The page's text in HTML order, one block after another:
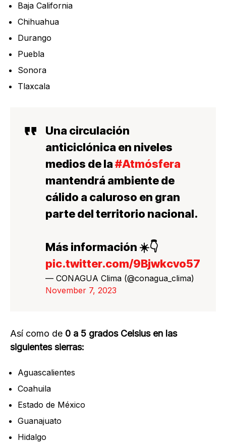
Baja California
Chihuahua
Durango
Puebla
Sonora
Tlaxcala
Una circulación
anticiclónica en niveles
medios de la#Atmósfera
mantendrá ambiente de
cálido a caluroso en gran
parte del territorio nacional.
Más información ☀️👇
pic.twitter.com/9Bjwkcvo57
— CONAGUA Clima (@conagua_clima)
November 7, 2023
Así como de 0 a 5 grados Celsius en las
siguientes sierras:
Aguascalientes
Coahuila
Estado de México
Guanajuato
Hidalgo